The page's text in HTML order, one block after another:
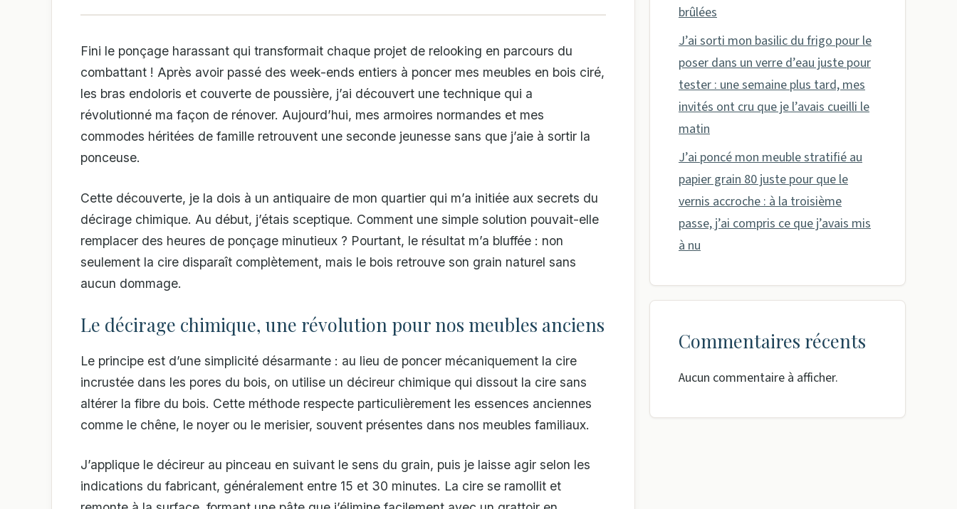
Fini le ponçage harassant qui transformait chaque projet de relooking en parcours du
combattant ! Après avoir passé des week-ends entiers à poncer mes meubles en bois ciré,
les bras endoloris et couverte de poussière, j’ai découvert une technique qui a
révolutionné ma façon de rénover. Aujourd’hui, mes armoires normandes et mes
commodes héritées de famille retrouvent une seconde jeunesse sans que j’aie à sortir la
ponceuse.
Cette découverte, je la dois à un antiquaire de mon quartier qui m’a initiée aux secrets du
décirage chimique. Au début, j’étais sceptique. Comment une simple solution pouvait-elle
remplacer des heures de ponçage minutieux ? Pourtant, le résultat m’a bluffée : non
seulement la cire disparaît complètement, mais le bois retrouve son grain naturel sans
aucun dommage.
Le décirage chimique, une révolution pour nos meubles anciens
Le principe est d’une simplicité désarmante : au lieu de poncer mécaniquement la cire
incrustée dans les pores du bois, on utilise un décireur chimique qui dissout la cire sans
altérer la fibre du bois. Cette méthode respecte particulièrement les essences anciennes
comme le chêne, le noyer ou le merisier, souvent présentes dans nos meubles familiaux.
J’applique le décireur au pinceau en suivant le sens du grain, puis je laisse agir selon les
indications du fabricant, généralement entre 15 et 30 minutes. La cire se ramollit et
brûlées
J’ai sorti mon basilic du frigo pour le
poser dans un verre d’eau juste pour
tester : une semaine plus tard, mes
invités ont cru que je l’avais cueilli le
matin
J’ai poncé mon meuble stratifié au
papier grain 80 juste pour que le
vernis accroche : à la troisième
passe, j’ai compris ce que j’avais mis
à nu
Commentaires récents
Aucun commentaire à afficher.